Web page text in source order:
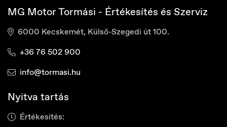
Croatia
MG Motor Tormási - Értékesítés és Szerviz
6000 Kecskemét, Külső-Szegedi út 100.
+36 76 502 900
info@tormasi.hu
Nyitva tartás
Értékesítés: